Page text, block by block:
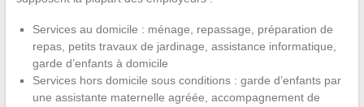
Services au domicile : ménage, repassage, préparation de
repas, petits travaux de jardinage, assistance informatique,
garde d’enfants à domicile
Services hors domicile sous conditions : garde d’enfants par
une assistante maternelle agréée, accompagnement de